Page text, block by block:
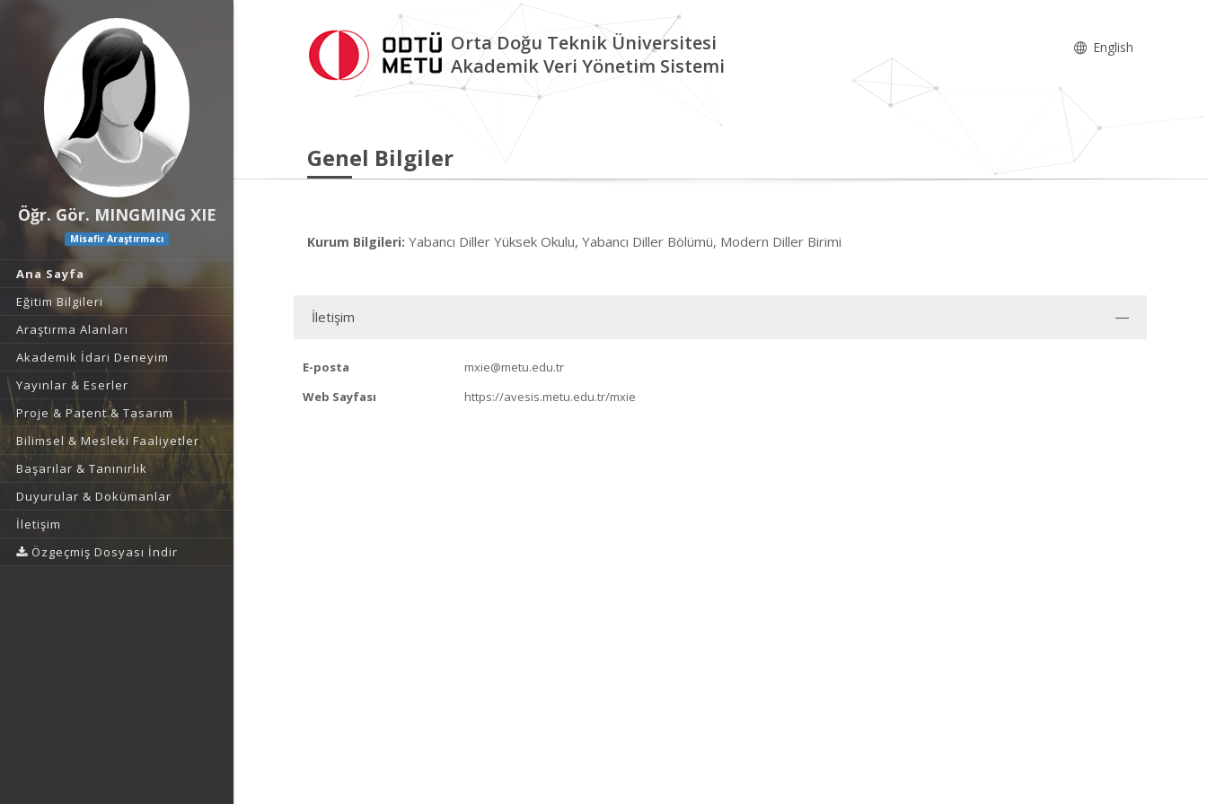
Öğr. Gör. MINGMING XIE
Misafir Araştırmacı
Ana Sayfa
Eğitim Bilgileri
Araştırma Alanları
Akademik İdari Deneyim
Yayınlar & Eserler
Proje & Patent & Tasarım
Bilimsel & Mesleki Faaliyetler
Başarılar & Tanınırlık
Duyurular & Dokümanlar
İletişim
Özgeçmiş Dosyası İndir
Orta Doğu Teknik Üniversitesi
Akademik Veri Yönetim Sistemi
English
Genel Bilgiler
Kurum Bilgileri: Yabancı Diller Yüksek Okulu, Yabancı Diller Bölümü, Modern Diller Birimi
İletişim
E-posta
mxie@metu.edu.tr
Web Sayfası
https://avesis.metu.edu.tr/mxie